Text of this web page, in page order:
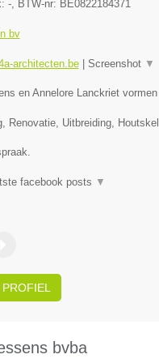
-, BTW-nr: BE0822184371
bv
architecten.be| Screenshot ▼
en Annelore Lanckriet
Renovatie, Uitbreiding,
facebook posts ▼
bvba